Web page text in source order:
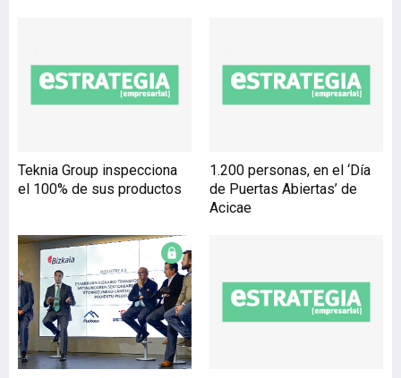
presidente de Grupo Zima,
“la integración de Pine
sectorial, permitiéndonos
una oferta integral para
nuestros clientes”. De
Teknia Group inspecciona
el 100% de sus productos
1.200 personas, en el ‘Día
de Puertas Abiertas’ de
Acicae